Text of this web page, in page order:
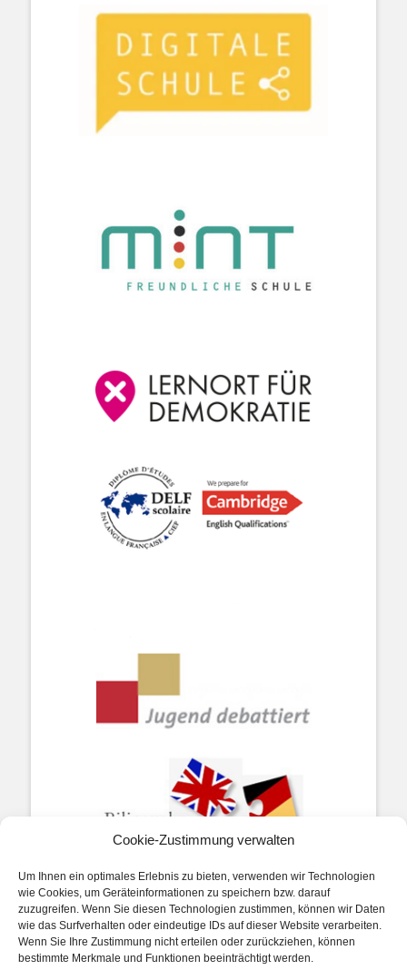
Cookie-Zustimmung verwalten
Um Ihnen ein optimales Erlebnis zu bieten, verwenden wir Technologien
wie Cookies, um Geräteinformationen zu speichern bzw. darauf
zuzugreifen. Wenn Sie diesen Technologien zustimmen, können wir Daten
wie das Surfverhalten oder eindeutige IDs auf dieser Website verarbeiten.
Wenn Sie Ihre Zustimmung nicht erteilen oder zurückziehen, können
bestimmte Merkmale und Funktionen beeinträchtigt werden.
Impressum